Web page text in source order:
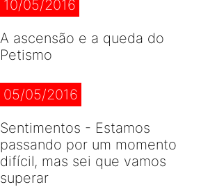
10/05/2016
A ascensão e a queda do
Petismo
05/05/2016
Sentimentos - Estamos
passando por um momento
difícil, mas sei que vamos
superar